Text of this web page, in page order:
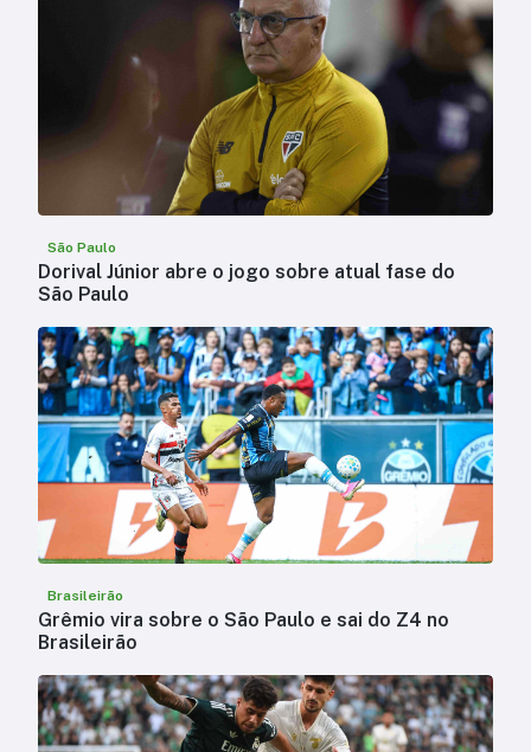
São Paulo
Dorival Júnior abre o jogo sobre atual fase do
São Paulo
Brasileirão
Grêmio vira sobre o São Paulo e sai do Z4 no
Brasileirão